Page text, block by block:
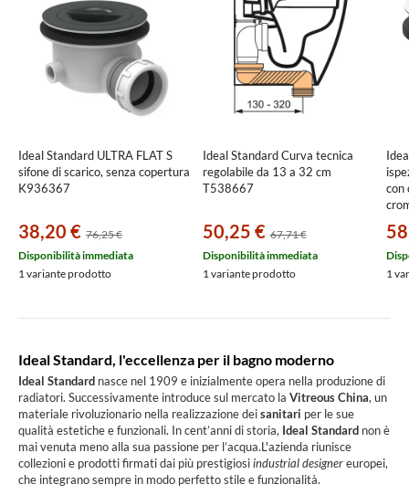
Ideal Standard ULTRA FLAT S
sifone di scarico, senza copertura
K936367
38,20 € 76,25 €
Disponibilità immediata
1 variante prodotto
Ideal Standard Curva tecnica
regolabile da 13 a 32 cm
T538667
50,25 € 67,71 €
Disponibilità immediata
1 variante prodotto
con
1
Ideal Standard, l'eccellenza per il bagno moderno
Ideal Standard nasce nel 1909 e inizialmente opera nella produzione di
radiatori. Successivamente introduce sul mercato la Vitreous China, un
materiale rivoluzionario nella realizzazione deisanitari per le sue
qualità estetiche e funzionali. In cent’anni di storia, Ideal Standard non è
mai venuta meno alla sua passione per l’acqua.L'azienda riunisce
collezioni e prodotti firmati dai più prestigiosiindustrial designereuropei,
che integrano sempre in modo perfetto stile e funzionalità.